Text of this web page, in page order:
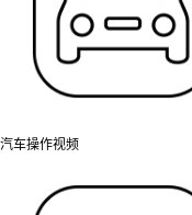
汽车操作视频